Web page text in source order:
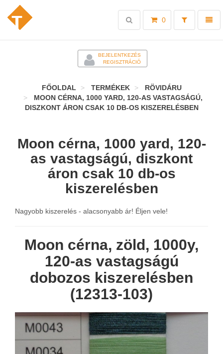
Toggle
0
Toggle
search
BEJELENTKEZÉS
REGISZTRÁCIÓ
FŐOLDAL TERMÉKEK
RÖVIDÁRU
MOON CÉRNA, 1000 YARD, 120-AS VASTAGSÁGÚ,
DISZKONT ÁRON CSAK 10 DB-OS KISZERELÉSBEN
Moon cérna, 1000 yard, 120-
as vastagságú, diszkont
áron csak 10 db-os
kiszerelésben
Nagyobb kiszerelés - alacsonyabb ár! Éljen vele!
Moon cérna, zöld, 1000y,
120-as vastagságú
dobozos kiszerelésben
(12313-103)